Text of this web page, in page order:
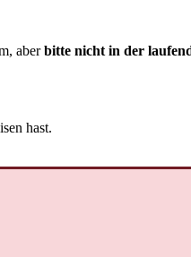
aberbitte nicht in der
hast.